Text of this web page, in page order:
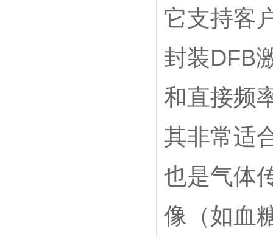
它支持客
封装DFB
和直接频
其非常适
也是气体
像（如血